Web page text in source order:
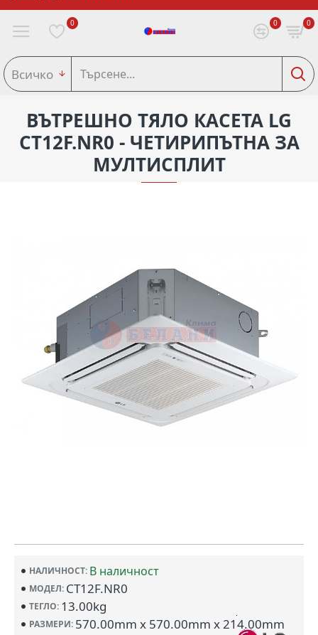
0 0 0
Всичко
ВЪТРЕШНО ТЯЛО КАСЕТА LG
CT12F.NR0 - ЧЕТИРИПЪТНА ЗА
МУЛТИСПЛИТ
НАЛИЧНОСТ: В наличност
МОДЕЛ: CT12F.NR0
ТЕГЛО: 13.00kg
РАЗМЕРИ: 570.00mm x 570.00mm x 214.00mm